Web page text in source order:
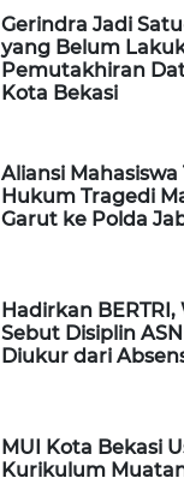
Gerindra Jadi
yang Belum
Pemutakhiran
Kota Bekasi
Aliansi
Hukum Tragedi
Garut ke Polda
Hadirkan
Sebut Disiplin
Diukur dari
MUI Kota Bekasi
Kurikulum